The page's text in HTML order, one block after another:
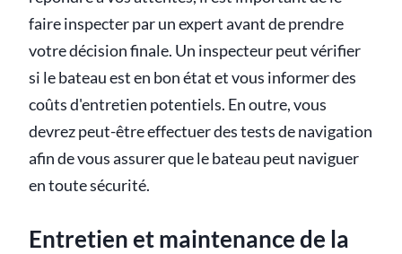
faire inspecter par un expert avant de prendre
votre décision finale. Un inspecteur peut vérifier
si le bateau est en bon état et vous informer des
coûts d'entretien potentiels. En outre, vous
devrez peut-être effectuer des tests de navigation
afin de vous assurer que le bateau peut naviguer
en toute sécurité.
Entretien et maintenance de la